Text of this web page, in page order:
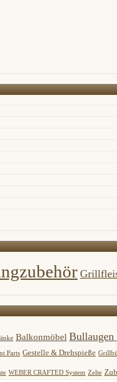
Balkonmöbel Bullaugen
Parts Gestelle & Drehspieße
WEBER CRAFTED System Zelte